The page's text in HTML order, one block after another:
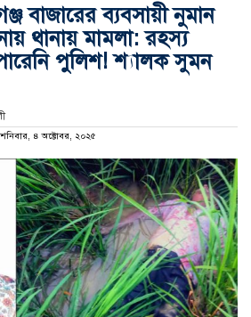
বাজারের ব্যবসায়ী নুমান
থানায় মামলা: রহস্য
পুলিশ! শ্যালক সুমন
৪ অক্টোবর, ২০২৫